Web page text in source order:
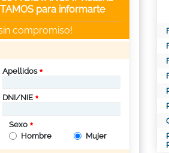
para informarte
compromiso!
Apellidos
DNI/NIE
Sexo
Hombre
Mujer